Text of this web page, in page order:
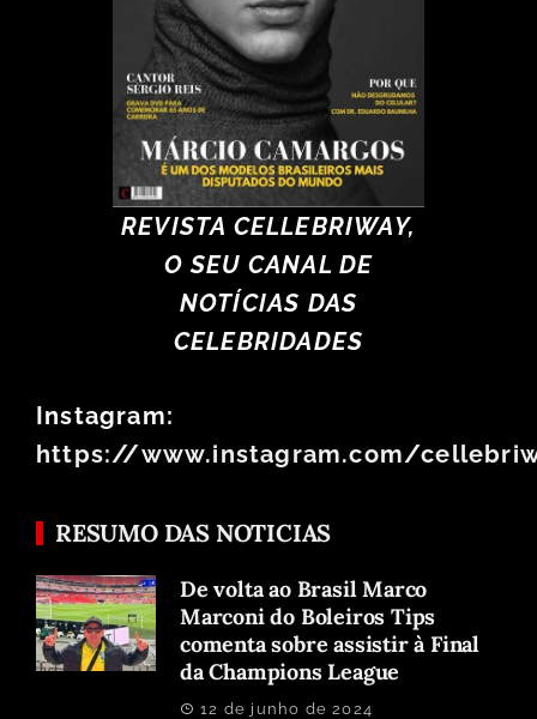
REVISTA CELLEBRIWAY,
O SEU CANAL DE
NOTÍCIAS DAS
CELEBRIDADES
Instagram:
https://www.instagram.com/
RESUMO DAS NOTICIAS
De volta ao Brasil Marco
Marconi do Boleiros Tips
comenta sobre assistir à Final
da Champions League
12 de junho de 2024